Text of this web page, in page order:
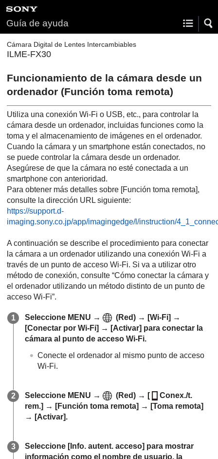
Guía de ayuda
Cámara Digital de Lentes Intercambiables
ILME-FX30
Funcionamiento de la cámara desde un
ordenador (Función toma remota)
Utiliza una conexión Wi-Fi o USB, etc., para controlar la
cámara desde un ordenador, incluidas funciones como la
toma y el almacenamiento de imágenes en el ordenador.
Cuando la cámara y un smartphone están conectados, no
se puede controlar la cámara desde un ordenador.
Asegúrese de que la cámara no esté conectada a un
smartphone con anterioridad.
Para obtener más detalles sobre [Función toma remota],
consulte la dirección URL siguiente:
https://support.d-
imaging.sony.co.jp/app/imagingedge/l/instruction/
A continuación se describe el procedimiento para conectar
la cámara a un ordenador utilizando una conexión Wi-Fi a
través de un punto de acceso Wi-Fi. Si va a utilizar otro
método de conexión, consulte “Cómo conectar la cámara y
el ordenador utilizando un método distinto de un punto de
acceso Wi-Fi”.
Seleccione MENU → (Red) → [Wi-Fi] →
[Conectar por Wi-Fi] → [Activar] para conectar la
cámara al punto de acceso Wi-Fi.
Conecte el ordenador al mismo punto de acceso
Wi-Fi.
Seleccione MENU → (Red) → [
Conex./t.
rem.] → [Función toma remota] → [Toma remota]
→ [Activar].
Seleccione [Info. autent. acceso] para mostrar
información como el nombre de usuario, la